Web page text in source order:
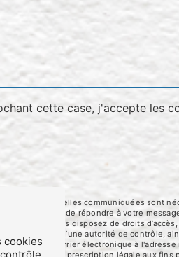
cette case, j'accepte les
personnelles communiquées sont
le seul but de répondre à votre
Vous disposez de droits
auprès d’une autorité de contrôle,
ou par courrier électronique à
la durée de prescription légale aux
cookies